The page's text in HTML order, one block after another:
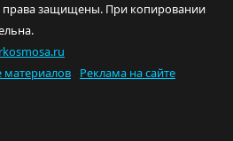
права защищены. При копировании
материалов Реклама на сайте